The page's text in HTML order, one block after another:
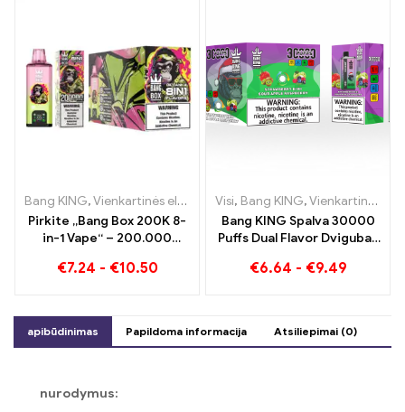
Bang KING,Vienkartinės elektroninės cigaretės ,Vienkartinės
Pirkite „Bang Box 200K 8-
in-1 Vape“ – 200.000
€7.24 - €10.50
Visi, Bang KING,Vienkartinės elektroninės cigaretės Lietuva
Bang KING Spalva 30000
Puffs Dual Flavor Dvigubas
kiviais ir rūgščiomis
€6.64 - €9.49
apibūdinimas Papildoma informacija Atsiliepimai (0)
nurodymus: